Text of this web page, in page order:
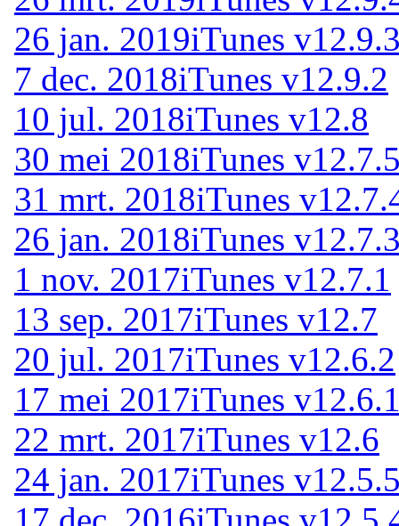
26 jan. 2019iTunes
7 dec. 2018iTunes v12.9.2
10 jul. 2018iTunes v12.8
30 mei 2018iTunes
31 mrt. 2018iTunes
26 jan. 2018iTunes
1 nov. 2017iTunes v12.7.1
13 sep. 2017iTunes v12.7
20 jul. 2017iTunes v12.6.2
17 mei 2017iTunes
22 mrt. 2017iTunes v12.6
24 jan. 2017iTunes